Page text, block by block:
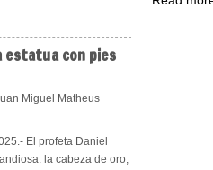
estatua con pies
Miguel Matheus
El profeta Daniel
la cabeza de oro,